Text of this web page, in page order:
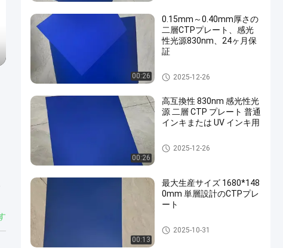
00:26
0.15mm～0.40mm厚さの
二層CTPプレート、感光
性光源830nm、24ヶ月保
証
二重層CTPの版
2025-12-26
00:26
高互換性 830nm 感光性光
源 二層 CTP プレート 普通
インキまたは UV インキ用
二重層CTPの版
2025-12-26
00:13
最大生産サイズ 1680*148
0mm 単層設計のCTPプレ
ート
熱CTPの版
2025-10-31